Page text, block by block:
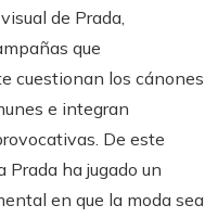
de Prada,
que
cuestionan los cánones
e integran
De este
Prada ha jugado un
en que la moda sea